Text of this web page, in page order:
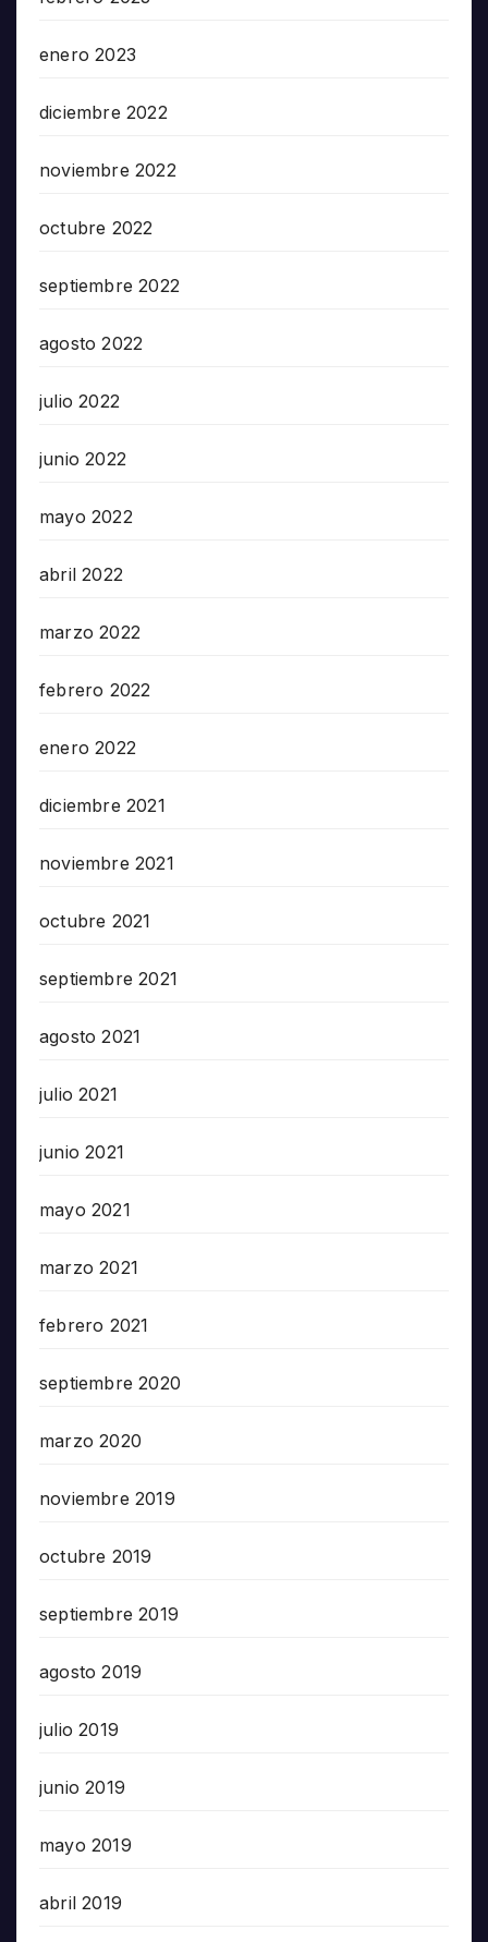
enero 2023
diciembre 2022
noviembre 2022
octubre 2022
septiembre 2022
agosto 2022
julio 2022
junio 2022
mayo 2022
abril 2022
marzo 2022
febrero 2022
enero 2022
diciembre 2021
noviembre 2021
octubre 2021
septiembre 2021
agosto 2021
julio 2021
junio 2021
mayo 2021
marzo 2021
febrero 2021
septiembre 2020
marzo 2020
noviembre 2019
octubre 2019
septiembre 2019
agosto 2019
julio 2019
junio 2019
mayo 2019
abril 2019